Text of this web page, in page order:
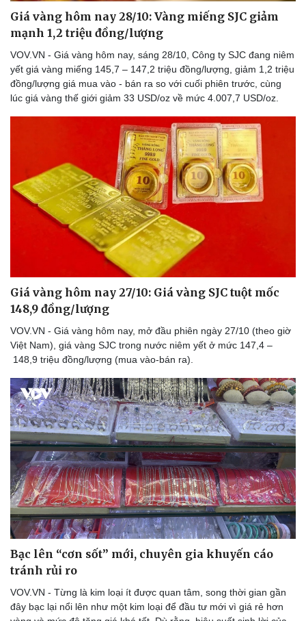
Giá vàng hôm nay 28/10: Vàng miếng SJC giảm
mạnh 1,2 triệu đồng/lượng
VOV.VN - Giá vàng hôm nay, sáng 28/10, Công ty SJC đang niêm
yết giá vàng miếng 145,7 – 147,2 triệu đồng/lượng, giảm 1,2 triệu
đồng/lượng giá mua vào - bán ra so với cuối phiên trước, cùng
lúc giá vàng thế giới giảm 33 USD/oz về mức 4.007,7 USD/oz.
Giá vàng hôm nay 27/10: Giá vàng SJC tuột mốc
148,9 đồng/lượng
VOV.VN - Giá vàng hôm nay, mở đầu phiên ngày 27/10 (theo giờ
Việt Nam), giá vàng SJC trong nước niêm yết ở mức 147,4 –
148,9 triệu đồng/lượng (mua vào-bán ra).
Bạc lên “cơn sốt” mới, chuyên gia khuyến cáo
tránh rủi ro
VOV.VN - Từng là kim loại ít được quan tâm, song thời gian gần
đây bạc lại nổi lên như một kim loại để đầu tư mới vì giá rẻ hơn